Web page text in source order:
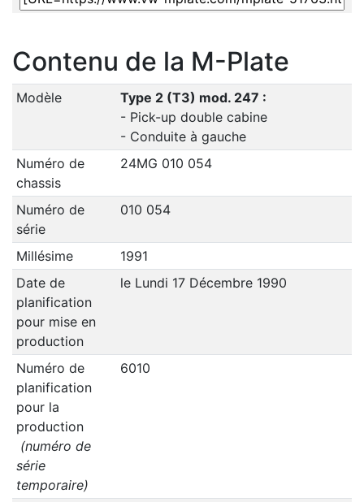
Contenu de la M-Plate
Modèle
Type 2 (T3) mod. 247 :
- Pick-up double cabine
- Conduite à gauche
Numéro de
chassis
24MG 010 054
Numéro de
série
010 054
Millésime
1991
Date de
planification
pour mise en
production
le Lundi 17 Décembre 1990
Numéro de
planification
pour la
production
(numéro de
série
temporaire)
6010